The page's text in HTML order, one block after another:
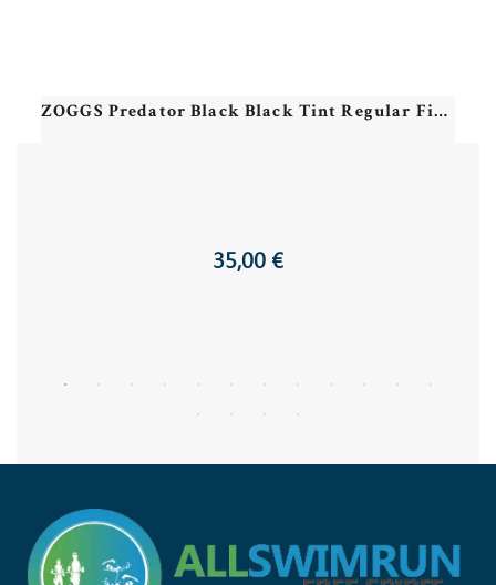
ZOGGS Predator Black Black Tint Regular Fit - Lunettes Natation
35,00 €